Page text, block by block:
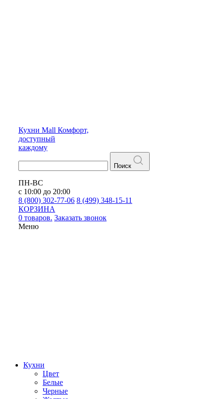
Кухни Mall Комфорт,
доступный
каждому
Поиск
ПН-ВС
с 10:00 до 20:00
8 (800) 302-77-06 8 (499) 348-15-11
КОРЗИНА
0 товаров. Заказать звонок
Меню
Кухни
Цвет
Белые
Черные